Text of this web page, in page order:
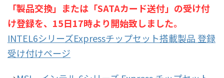
「製品交換」または「SATAカード送付」の受け付
け登録を、15日17時より開始致しました。
INTEL6シリーズExpressチップセット搭載製品 登録
受け付けページ